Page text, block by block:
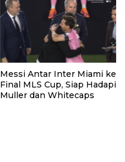
Messi Antar Inter Miami ke
Final MLS Cup, Siap Hadapi
Muller dan Whitecaps